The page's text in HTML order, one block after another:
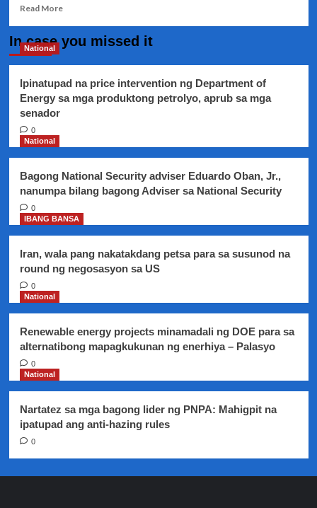
Read MoreRead
National
month,
ginugunita
In case you missed it
National
Ipinatupad na price intervention ng Department of
Energy sa mga produktong petrolyo, aprub sa mga
senador
0
National
Bagong National Security adviser Eduardo Oban, Jr.,
nanumpa bilang bagong Adviser sa National Security
0
IBANG BANSA
Iran, wala pang nakatakdang petsa para sa susunod na
round ng negosasyon sa US
0
National
Renewable energy projects minamadali ng DOE para sa
alternatibong mapagkukunan ng enerhiya – Palasyo
0
National
Nartatez sa mga bagong lider ng PNPA: Mahigpit na
ipatupad ang anti-hazing rules
0